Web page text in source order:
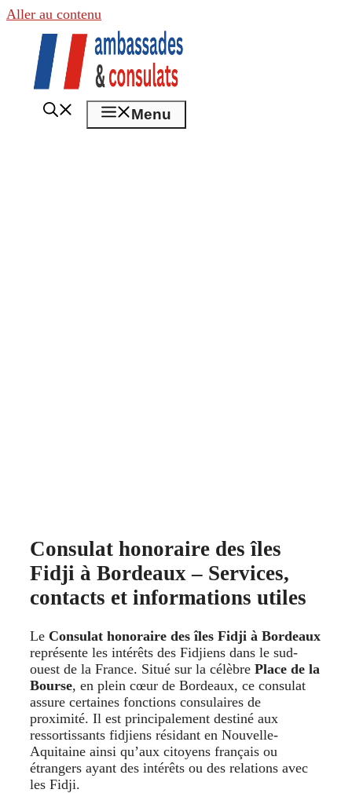
Aller au contenu
Menu
Consulat honoraire des îles
Fidji à Bordeaux – Services,
contacts et informations utiles
Le Consulat honoraire des îles Fidji à Bordeaux
représente les intérêts des Fidjiens dans le sud-
ouest de la France. Situé sur la célèbre Place de la
Bourse, en plein cœur de Bordeaux, ce consulat
assure certaines fonctions consulaires de
proximité. Il est principalement destiné aux
ressortissants fidjiens résidant en Nouvelle-
Aquitaine ainsi qu’aux citoyens français ou
étrangers ayant des intérêts ou des relations avec
les Fidji.